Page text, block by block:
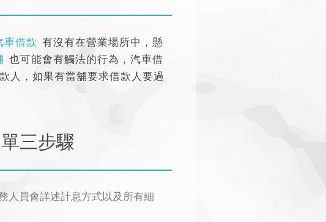
車借款 有沒有在營業場所中，懸
也可能會有觸法的行為， 汽車借
人，如果有當舖要求借款人要過
三步驟
人員會詳述計息方式以及所有細